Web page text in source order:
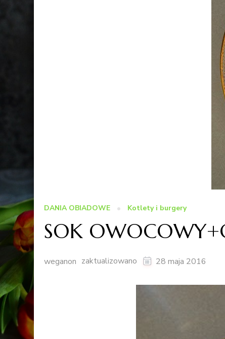
DANIA OBIADOWE Kotlety i burgery
SOK
weganon zaktualizowano 28 maja 2016